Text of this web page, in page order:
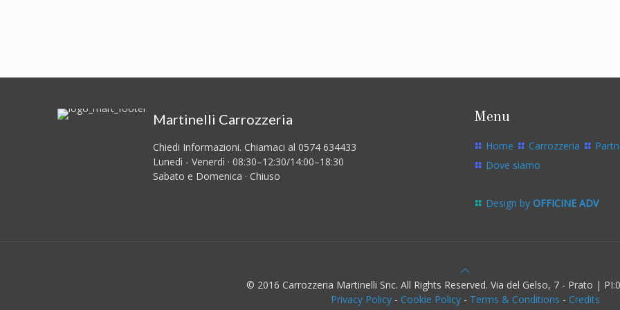
Martinelli Carrozzeria
Chiedi Informazioni. Chiamaci al 0574 634433
Lunedì - Venerdì · 08:30–12:30/14:00–18:30
Sabato e Domenica · Chiuso
Menu
Home Carrozzeria
Dove siamo
Design by OFFICINE ADV
© 2016 Carrozzeria Martinelli Snc. All Rights Reserved. Via del Gelso, 7 - Prato |
Privacy Policy- Cookie Policy- Terms & Conditions - Credits